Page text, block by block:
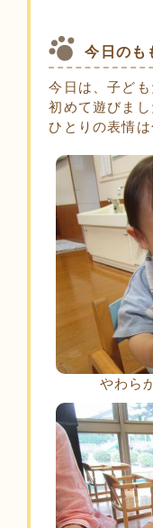
今日のも
今日は、子ども
初めて遊びま
ひとりの表情は
やわら